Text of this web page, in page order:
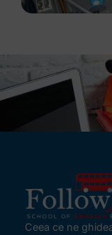
Ceea ce ne